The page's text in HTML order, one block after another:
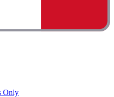
Only